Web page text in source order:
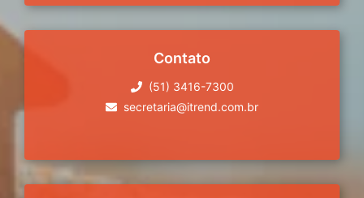
Contato
(51) 3416-7300
secretaria@itrend.com.br